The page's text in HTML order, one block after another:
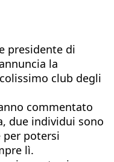
presidente di
la
club degli
commentato
due individui sono
per potersi
lì.